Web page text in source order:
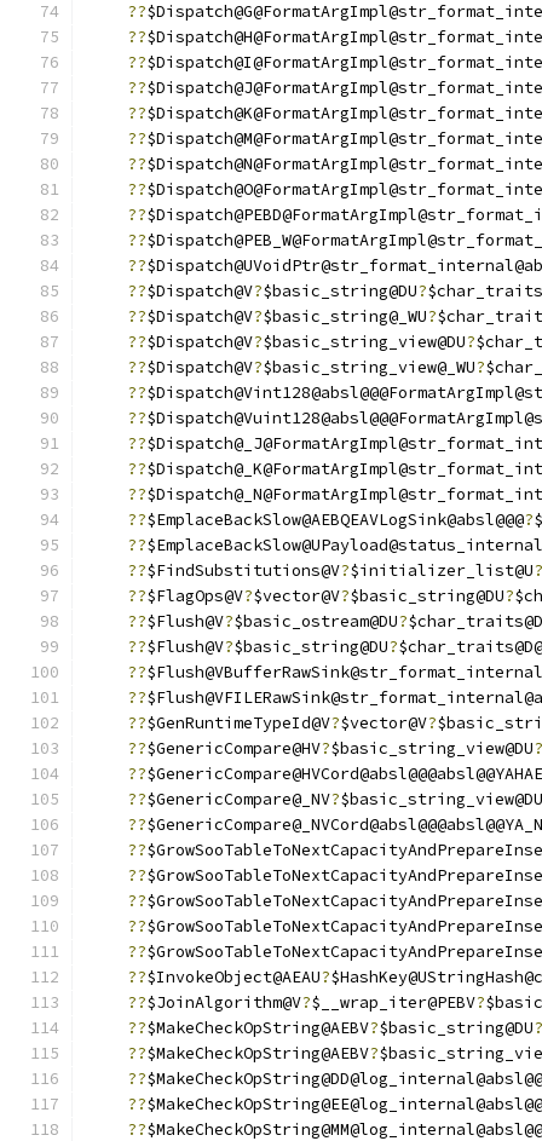
??
??
??
??
??
??
??
??
??
??
??
??$Dispatch@V?$basic_string@DU?
??$Dispatch@V?$basic_string@_WU?
??$Dispatch@V?$basic_string_view@DU?
??$Dispatch@V?$basic_string_view@_WU?
??
??
??
??
??
??$EmplaceBackSlow@AEBQEAVLogSink@absl@@@?
??
??$FindSubstitutions@V?$initializer_list@U?
??$FlagOps@V?$vector@V?$basic_string@DU?
??$Flush@V?$basic_ostream@DU?
??$Flush@V?$basic_string@DU?
??
??
??$GenRuntimeTypeId@V?$vector@V?
??$GenericCompare@HV?$basic_string_view@DU?
??
??$GenericCompare@_NV?$basic_string_view@DU
??
??
??
??
??
??
??$InvokeObject@AEAU?
??$JoinAlgorithm@V?$__wrap_iter@PEBV?
??$MakeCheckOpString@AEBV?$basic_string@DU?
??$MakeCheckOpString@AEBV?
??
??
??